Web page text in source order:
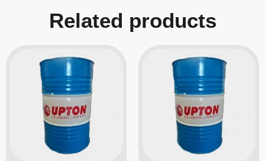
Related products